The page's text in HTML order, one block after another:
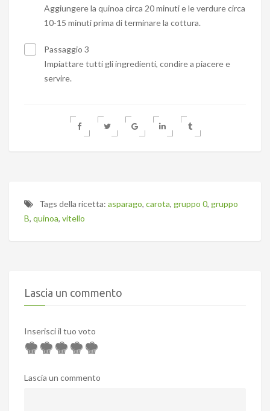
Aggiungere la quinoa circa 20 minuti e le verdure circa
10-15 minuti prima di terminare la cottura.
Passaggio 3
Impiattare tutti gli ingredienti, condire a piacere e
servire.
Tags della ricetta: asparago, carota, gruppo 0, gruppo
B, quinoa, vitello
Lascia un commento
Inserisci il tuo voto
Lascia un commento